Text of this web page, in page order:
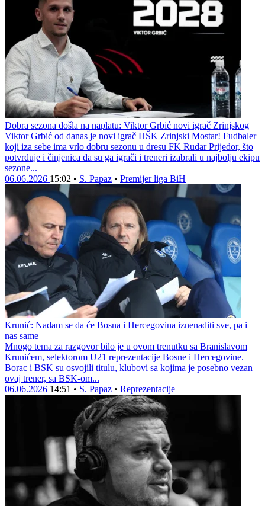
Dobra sezona došla na naplatu: Viktor Grbić novi igrač Zrinjskog
Viktor Grbić od danas je novi igrač HŠK Zrinjski Mostar! Fudbaler
koji iza sebe ima vrlo dobru sezonu u dresu FK Rudar Prijedor, što
potvrđuje i činjenica da su ga igrači i treneri izabrali u najbolju ekipu
sezone...
06.06.2026 15:02 • S. Papaz • Premijer liga BiH
Krunić: Nadam se da će Bosna i Hercegovina iznenaditi sve, pa i
nas same
Mnogo tema za razgovor bilo je u ovom trenutku sa Branislavom
Krunićem, selektorom U21 reprezentacije Bosne i Hercegovine.
Borac i BSK su osvojili titulu, klubovi sa kojima je posebno vezan
ovaj trener, sa BSK-om...
06.06.2026 14:51 • S. Papaz • Reprezentacije